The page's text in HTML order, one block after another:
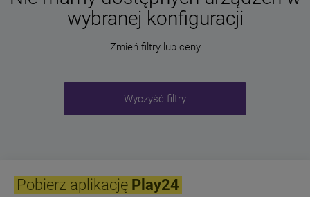
wybranej konfiguracji
Zmień filtry lub ceny
Wyczyść filtry
Pobierz aplikację Play24